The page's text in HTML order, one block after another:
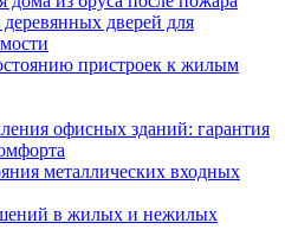
дверей для
пристроек к жилым
офисных зданий: гарантия
металлических входных
в жилых и нежилых